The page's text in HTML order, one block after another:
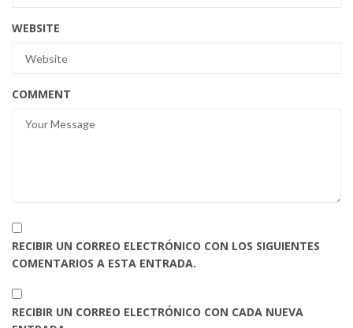
WEBSITE
COMMENT
RECIBIR UN CORREO ELECTRÓNICO CON LOS SIGUIENTES
COMENTARIOS A ESTA ENTRADA.
RECIBIR UN CORREO ELECTRÓNICO CON CADA NUEVA